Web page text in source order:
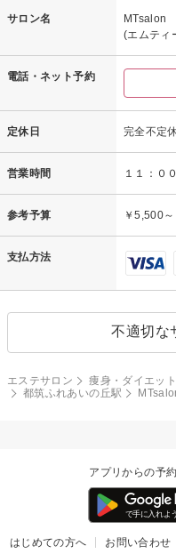
サロン名
MTsalon
(エムティ
電話・ネット予約
定休日 完全不定休
営業時間 １１：０
参考予算 ￥5,500～
支払方法
不適切な
エステサロン 痩身・ダイエッ
都筑ふれあいの丘駅
アプリからの予
はじめての方へ お問い合わせ